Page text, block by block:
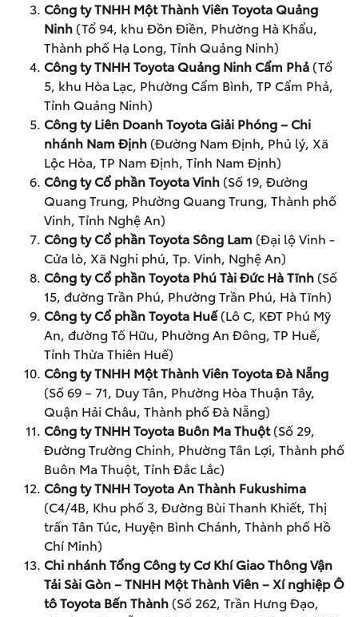
Công ty TNHH Một Thành Viên Toyota Quảng
Ninh (Tổ 94, khu Đồn Điền, Phường Hà Khẩu,
Thành phố Hạ Long, Tỉnh Quảng Ninh)
Công ty TNHH Toyota Quảng Ninh Cẩm Phả (Tổ
5, khu Hòa Lạc, Phường Cẩm Bình, TP Cẩm Phả,
Tỉnh Quảng Ninh)
Công ty Liên Doanh Toyota Giải Phóng – Chi
nhánh Nam Định (Đường Nam Định, Phủ lý, Xã
Lộc Hòa, TP Nam Định, Tỉnh Nam Định)
Công ty Cổ phần Toyota Vinh (Số 19, Đường
Quang Trung, Phường Quang Trung, Thành phố
Vinh, Tỉnh Nghệ An)
Công ty Cổ phần Toyota Sông Lam (Đại lộ Vinh -
Cửa lò, Xã Nghi phú, Tp. Vinh, Nghệ An)
Công ty Cổ phần Toyota Phú Tài Đức Hà Tĩnh (Số
15, đường Trần Phú, Phường Trần Phú, Hà Tĩnh)
Công ty Cổ phần Toyota Huế(Lô C, KĐT Phú Mỹ
An, đường Tố Hữu, Phường An Đông, TP Huế,
Tỉnh Thừa Thiên Huế)
Công ty TNHH Một Thành Viên Toyota Đà Nẵng
(Số 69 – 71, Duy Tân, Phường Hòa Thuận Tây,
Quận Hải Châu, Thành phố Đà Nẵng)
Công ty TNHH Toyota Buôn Ma Thuột(Số 29,
Đường Trường Chinh, Phường Tân Lợi, Thành phố
Buôn Ma Thuột, Tỉnh Đắc Lắc)
Công ty TNHH Toyota An Thành Fukushima
(C4/4B, Khu phố 3, Đường Bùi Thanh Khiết, Thị
trấn Tân Túc, Huyện Bình Chánh, Thành phố Hồ
Chí Minh)
Chi nhánh Tổng Công ty Cơ Khí Giao Thông Vận
Tải Sài Gòn – TNHH Một Thành Viên – Xí nghiệp Ô
tô Toyota Bến Thành (Số 262, Trần Hưng Đạo,